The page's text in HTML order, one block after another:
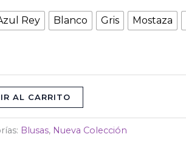
Rey Blanco Gris Mostaza
AL CARRITO
Blusas, Nueva Colección